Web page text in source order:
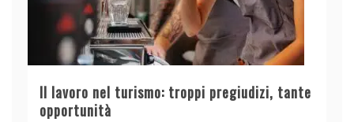
Il lavoro nel turismo: troppi pregiudizi, tante
opportunità